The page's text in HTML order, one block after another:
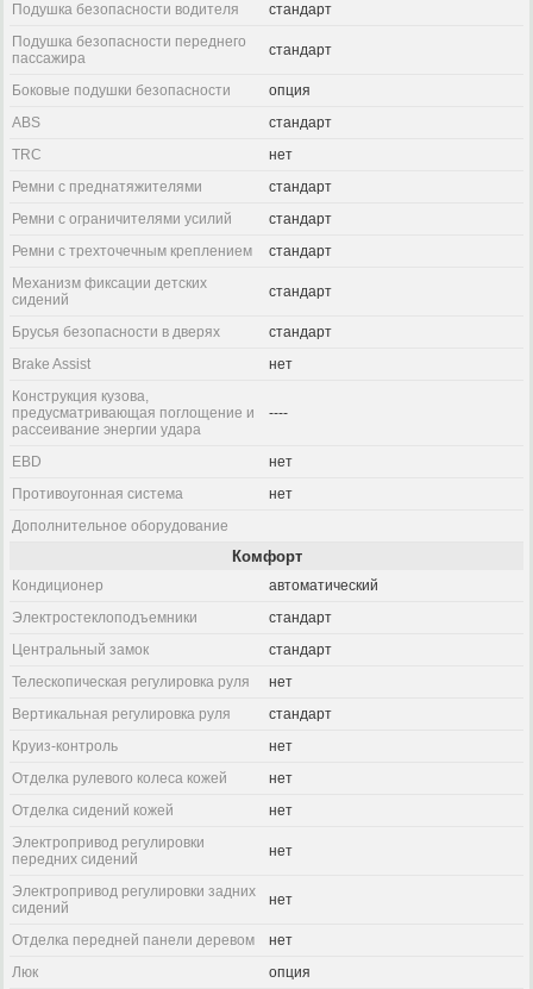
Подушка безопасности водителя
стандарт
Подушка безопасности переднего
пассажира
стандарт
Боковые подушки безопасности
опция
ABS
стандарт
TRC
нет
Ремни с преднатяжителями
стандарт
Ремни с ограничителями усилий
стандарт
Ремни с трехточечным креплением
стандарт
Механизм фиксации детских
сидений
стандарт
Брусья безопасности в дверях
стандарт
Brake Assist
нет
Конструкция кузова,
предусматривающая поглощение и
рассеивание энергии удара
----
EBD
нет
Противоугонная система
нет
Дополнительное оборудование
Комфорт
Кондиционер
автоматический
Электростеклоподъемники
стандарт
Центральный замок
стандарт
Телескопическая регулировка руля
нет
Вертикальная регулировка руля
стандарт
Круиз-контроль
нет
Отделка рулевого колеса кожей
нет
Отделка сидений кожей
нет
Электропривод регулировки
передних сидений
нет
Электропривод регулировки задних
сидений
нет
Отделка передней панели деревом
нет
Люк
опция